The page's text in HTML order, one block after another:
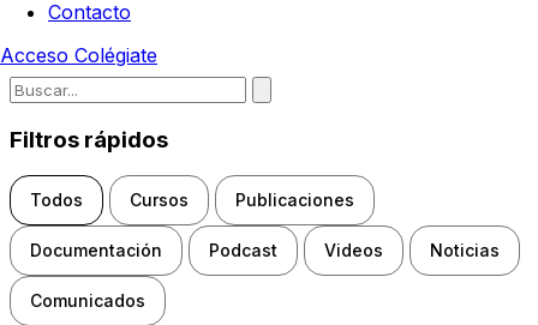
Contacto
Acceso Colégiate
Escribe para buscar noticias,
Filtros rápidos
Todos Cursos Publicaciones
Documentación Podcast Videos Noticias
Comunicados